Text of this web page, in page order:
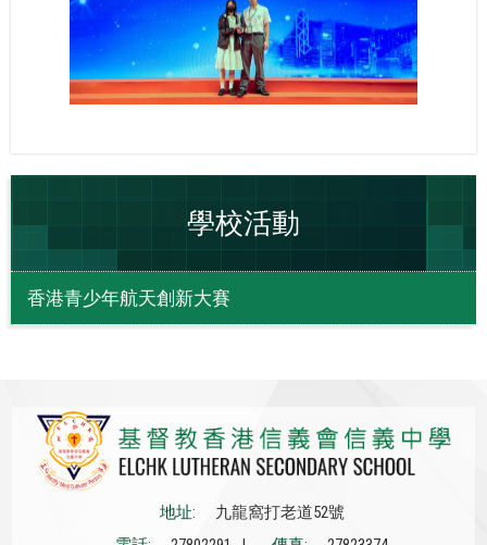
學校活動
香港青少年航天創新大賽
地址:
九龍窩打老道52號